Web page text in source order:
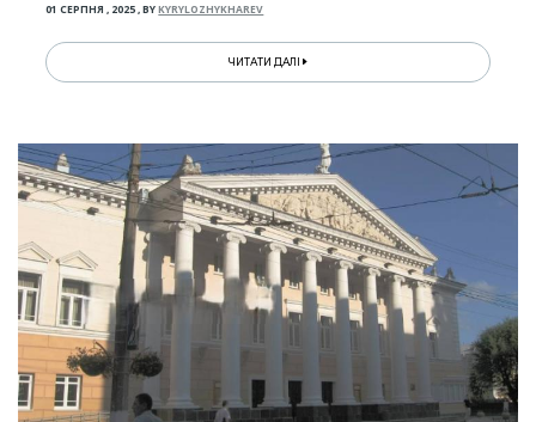
01 СЕРПНЯ , 2025,BYKYRYLOZHYKHAREV
ЧИТАТИ ДАЛІ